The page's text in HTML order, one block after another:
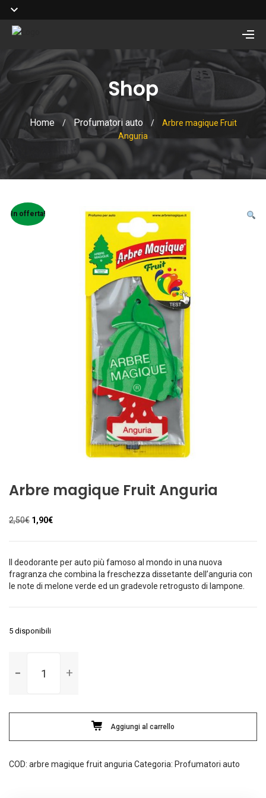
Shop
Home / Profumatori auto /
Arbre magique Fruit
Anguria
In offerta!
Arbre magique Fruit Anguria
2,50€ Il
originale
2,50€.
1,90€Il
attuale
1,90€.
Il deodorante per auto più famoso al mondo in una nuova
fragranza che combina la freschezza dissetante dell’anguria con
le note di melone verde ed un gradevole retrogusto di lampone.
5 disponibili
magique
quantità
Aggiungi al carrello
COD: arbre magique fruit anguria Categoria: Profumatori auto